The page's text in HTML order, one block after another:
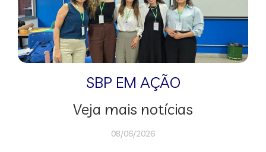
SBP EM AÇÃO
Veja mais notícias
08/06/2026